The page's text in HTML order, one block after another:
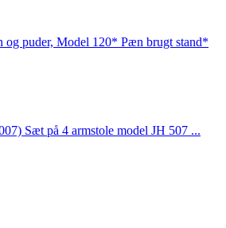
og puder, Model 120* Pæn brugt stand*
Sæt på 4 armstole model JH 507 ...